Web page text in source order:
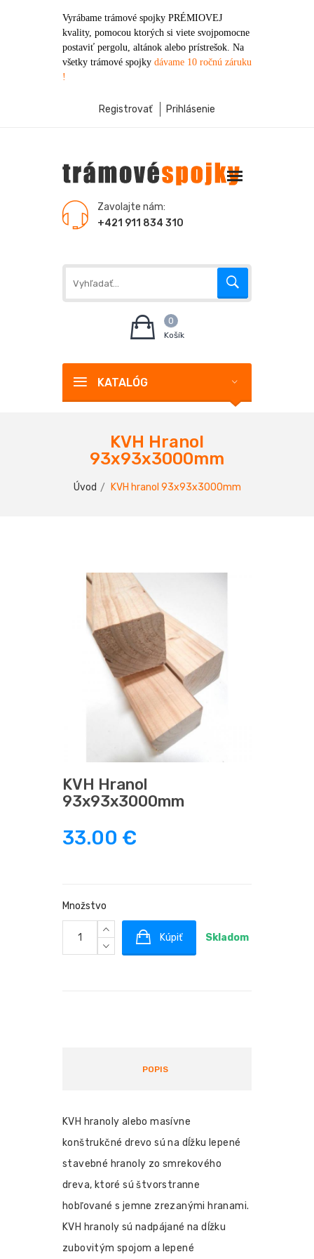
Vyrábame trámové spojky PRÉMIOVEJ
kvality, pomocou ktorých si viete svojpomocne
postaviť pergolu, altánok alebo prístrešok. Na
všetky trámové spojky dávame 10 ročnú záruku
!
Registrovať Prihlásenie
Zavolajte nám:
+421 911 834 310
KATALÓG
0
Košík
KVH Hranol
93x93x3000mm
Úvod KVH hranol 93x93x3000mm
KVH Hranol
93x93x3000mm
33.00 €
Množstvo
Kúpiť Skladom
POPIS
KVH hranoly alebo masívne
konštrukčné drevo sú na dĺžku lepené
stavebné hranoly zo smrekového
dreva, ktoré sú štvorstranne
hobľované s jemne zrezanými hranami.
KVH hranoly sú nadpájané na dĺžku
zubovitým spojom a lepené